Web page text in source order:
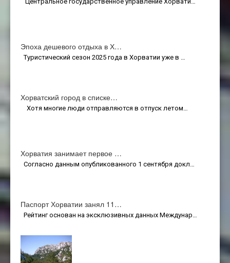
Эпоха дешевого отдыха в Х…
Туристический сезон 2025 года в Хорватии уже в …
Хорватский город в списке…
Хотя многие люди отправляются в отпуск летом…
Хорватия занимает первое …
Согласно данным опубликованного 1 сентября докл…
Паспорт Хорватии занял 11…
Рейтинг основан на эксклюзивных данных Междунар…